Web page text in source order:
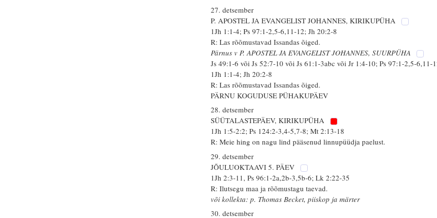
27. detsember
P. APOSTEL JA EVANGELIST JOHANNES, KIRIKUPÜHA
1Jh 1:1-4; Ps 97:1-2,5-6,11-12; Jh 20:2-8
R: Las rõõmustavad Issandas õiged.
Pärnus v P. APOSTEL JA EVANGELIST JOHANNES, SUURPÜHA
Js 49:1-6 või Js 52:7-10 või Js 61:1-3abc või Jr 1:4-10; Ps 97:1-2,5-6,11-
1Jh 1:1-4; Jh 20:2-8
R: Las rõõmustavad Issandas õiged.
PÄRNU KOGUDUSE PÜHAKUPÄEV
28. detsember
SÜÜTALASTEPÄEV, KIRIKUPÜHA
1Jh 1:5-2:2; Ps 124:2-3,4-5,7-8; Mt 2:13-18
R: Meie hing on nagu lind pääsenud linnupüüdja paelust.
29. detsember
JÕULUOKTAAVI 5. PÄEV
1Jh 2:3-11, Ps 96:1-2a,2b-3,5b-6; Lk 2:22-35
R: Ilutsegu maa ja rõõmustagu taevad.
või kollekta: p. Thomas Becket, piiskop ja märter
30. detsember